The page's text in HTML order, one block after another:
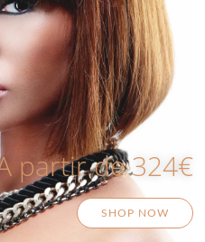
partir de 324€
SHOP NOW